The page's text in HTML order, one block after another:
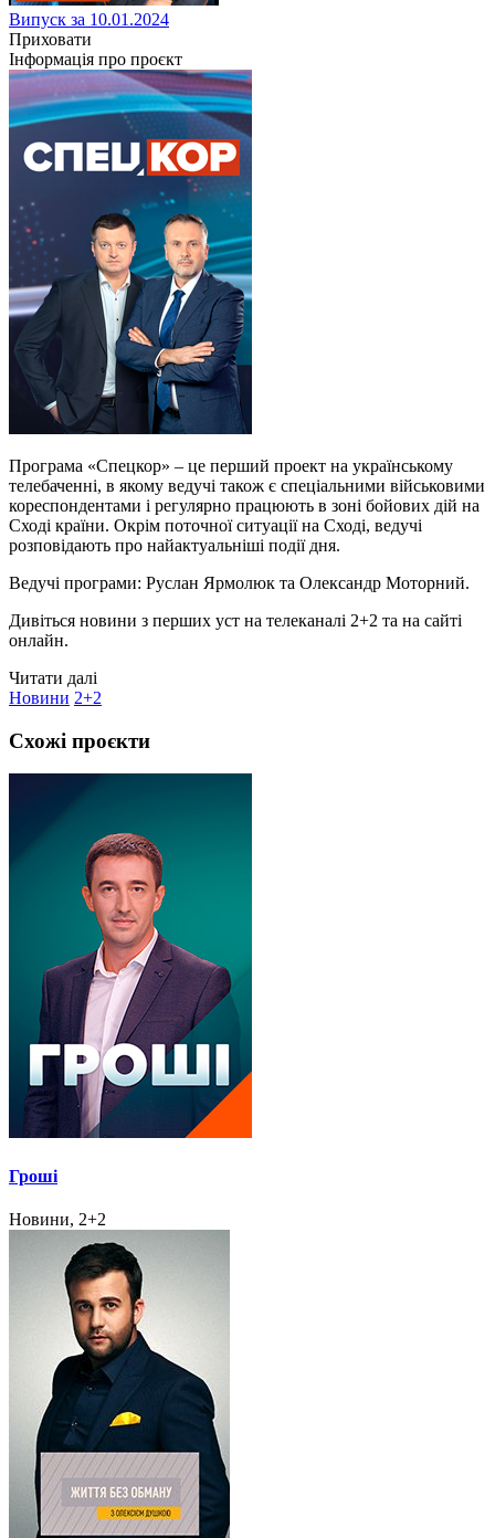
Випуск за 10.01.2024
Приховати
Інформація про проєкт
Програма «Спецкор» – це перший проект на українському
телебаченні, в якому ведучі також є спеціальними військовими
кореспондентами і регулярно працюють в зоні бойових дій на
Сході країни. Окрім поточної ситуації на Сході, ведучі
розповідають про найактуальніші події дня.
Ведучі програми: Руслан Ярмолюк та Олександр Моторний.
Дивіться новини з перших уст на телеканалі 2+2 та на сайті
онлайн.
Читати далі
Новини 2+2
Схожі проєкти
Гроші
Новини, 2+2